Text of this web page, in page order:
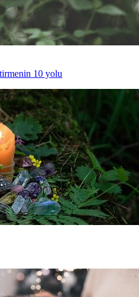
10 yolu